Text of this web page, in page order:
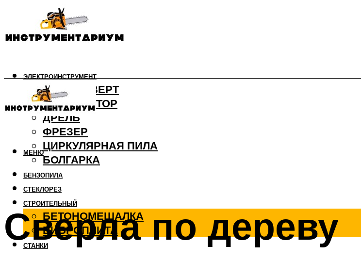
ЭЛЕКТРОИНСТРУМЕНТ
ШУРУПОВЕРТ
ПЕРФОРАТОР
ДРЕЛЬ
ФРЕЗЕР
ЦИРКУЛЯРНАЯ ПИЛА
БОЛГАРКА
БЕНЗОПИЛА
СТЕКЛОРЕЗ
СТРОИТЕЛЬНЫЙ
БЕТОНОМЕШАЛКА
ВИБРОПЛИТА
СТАНКИ
МЕНЮ
Сверла по дереву